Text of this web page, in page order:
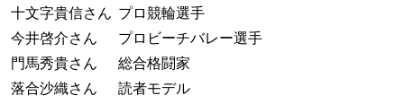
十文字貴信さん プロ競輪選手
今井啓介さん
プロビーチバレー選手
門馬秀貴さん
総合格闘家
落合沙織さん
読者モデル